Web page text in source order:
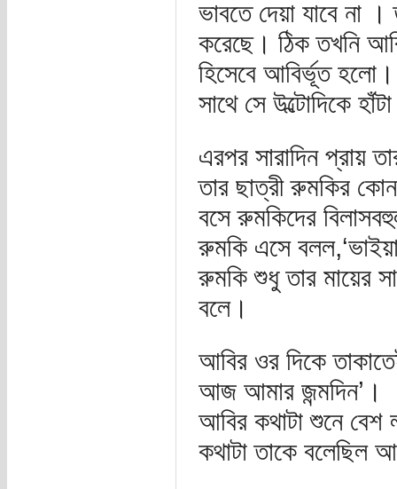
ভাবতে দেয়া যাবে না
করেছে। ঠিক তখনি
হিসেবে আবির্ভূত
সাথে সে উল্টোদিকে
এরপর সারাদিন প্রায়
তার ছাত্রী রুমকির
বসে রুমকিদের
রুমকি এসে
রুমকি শুধু তার মায়ের
বলে।
আবির ওর দিকে
আজ আমার জন্মদিন’।
আবির কথাটা শুনে
কথাটা তাকে বলেছিল